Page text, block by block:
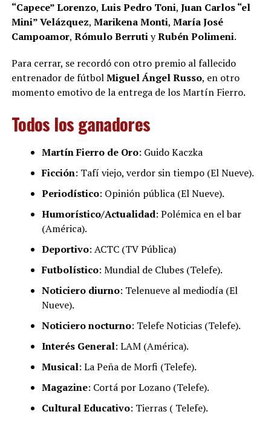
“Capece” Lorenzo, Luis Pedro Toni, Juan Carlos “el
Mini” Velázquez, Marikena Monti, María José
Campoamor, Rómulo BerrutiyRubén Polimeni.
Para cerrar, se recordó con otro premio al fallecido
entrenador de fútbolMiguel Ángel Russo, en otro
momento emotivo de la entrega de los Martín Fierro.
Todos los ganadores
Martín Fierro de Oro: Guido Kaczka
Ficción: Tafí viejo, verdor sin tiempo (El Nueve).
Periodístico: Opinión pública (El Nueve).
Humorístico/Actualidad: Polémica en el bar
(América).
Deportivo: ACTC (TV Pública)
Futbolístico: Mundial de Clubes (Telefe).
Noticiero diurno: Telenueve al mediodía (El
Nueve).
Noticiero nocturno: Telefe Noticias (Telefe).
Interés General: LAM (América).
Musical: La Peña de Morfi (Telefe).
Magazine: Cortá por Lozano (Telefe).
Cultural Educativo: Tierras ( Telefe).